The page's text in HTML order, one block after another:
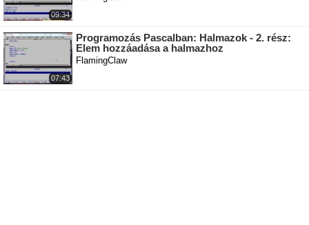
09:34
07:43
Programozás Pascalban: Halmazok - 2. rész:
Elem hozzáadása a halmazhoz
FlamingClaw